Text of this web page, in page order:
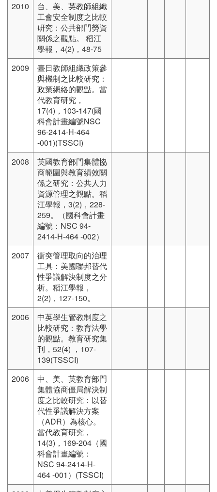
2010
台、美、英教師組織
工會安全制度之比較
研究：公共部門勞資
關係之觀點。 稻江
學報，4(2)，48-75
2009
臺日教師組織政策參
與機制之比較研究：
政策網絡的觀點。當
代教育研究，
17(4)，103-147(國
科會計畫編號NSC
96-2414-H-464
-001)(TSSCI)
2008
英國教育部門集體協
商範圍與教育績效關
係之研究：公共人力
資源管理之觀點。稻
江學報，3(2)，228-
259。（國科會計畫
編號：NSC 94-
2414-H-464 -002）
2007
衝突管理取向的治理
工具：美國聯邦替代
性爭議解決制度之分
析。稻江學報，
2(2)，127-150。
2006
中英學生管教制度之
比較研究：教育法學
的觀點。教育研究集
刊，52(4) ，107-
139(TSSCI)
2006
中、美、英教育部門
集體協商僵局解決制
度之比較研究：以替
代性爭議解決方案
（ADR）為核心。
當代教育研究，
14(3)，169-204（國
科會計畫編號：
NSC 94-2414-H-
464 -001）(TSSCI)